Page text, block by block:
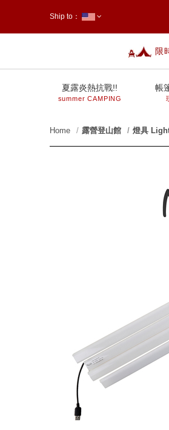
限
Ship to：
夏露炎熱抗戰!!
summer CAMPING
帳
Home 露營登山館 燈具
prev